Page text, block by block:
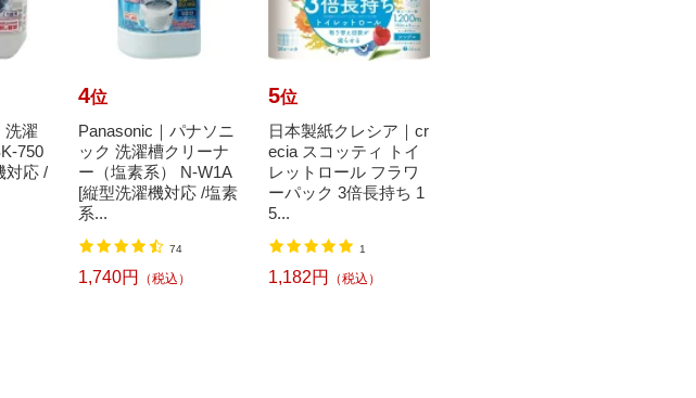
洗濯
750
対応 /
4位
Panasonic｜パナソニ
ック 洗濯槽クリーナ
ー（塩素系） N-W1A
[縦型洗濯機対応 /塩素
系...
74
1,740円 （税込）
5位
日本製紙クレシア｜cr
ecia スコッティ トイ
レットロール フラワ
ーパック 3倍長持ち 1
5...
1
1,182円 （税込）